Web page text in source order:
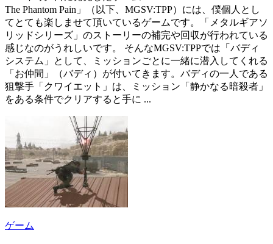
The Phantom Pain」（以下、MGSV:TPP）には、僕個人とし
てとても楽しませて頂いているゲームです。「メタルギアソ
リッドシリーズ」のストーリーの補完や回収が行われている
感じなのがうれしいです。 そんなMGSV:TPPでは「バディ
システム」として、ミッションごとに一緒に潜入してくれる
「お仲間」（バディ）が付いてきます。バディの一人である
狙撃手「クワイエット」は、ミッション「静かなる暗殺者」
をある条件でクリアすると手に ...
ゲーム